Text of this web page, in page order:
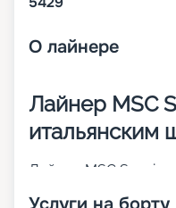
О лайнере
Лайнер MSC
итальянским
Лайнер MSC